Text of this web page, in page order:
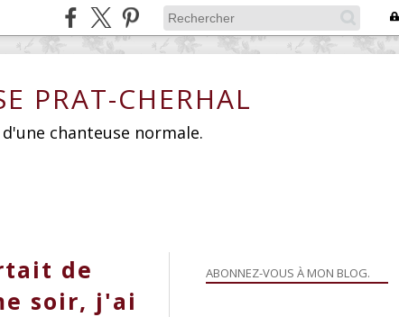
PRAT-CHERHAL
chanteuse normale.
de
soir, j'ai
ABONNEZ-VOUS À MON BLOG.